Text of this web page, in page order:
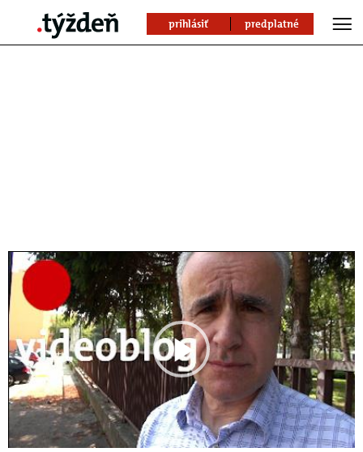
prihlásiť predplatné
Play
Video